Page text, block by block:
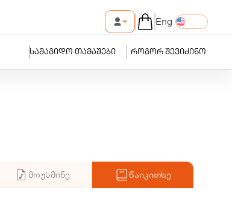
Eng
სამაგიდო თამაშები როგორ შევიძინო
მოუსმინე წაიკითხე